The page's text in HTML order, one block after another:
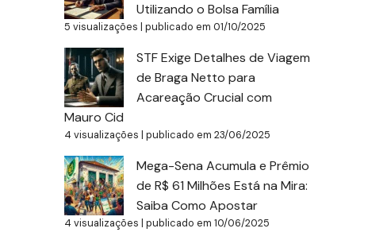
Utilizando o Bolsa Família
5 visualizações | publicado em 01/10/2025
STF Exige Detalhes de Viagem
de Braga Netto para
Acareação Crucial com
Mauro Cid
4 visualizações | publicado em 23/06/2025
Mega-Sena Acumula e Prêmio
de R$ 61 Milhões Está na Mira:
Saiba Como Apostar
4 visualizações | publicado em 10/06/2025